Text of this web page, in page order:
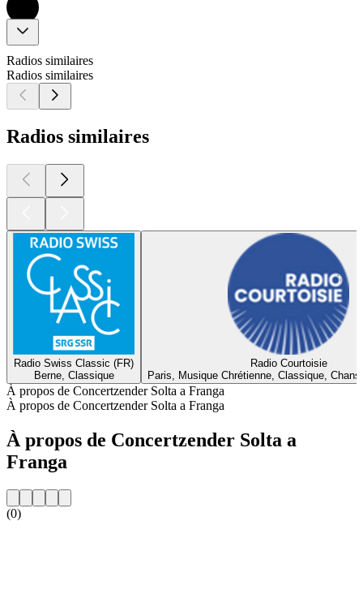
Radios similaires
Radios similaires
Radios similaires
Radio Swiss Classic (FR)
Berne, Classique
Radio Courtoisie
Paris, Musique Chrétienne, Classique,
À propos de Concertzender Solta a Franga
À propos de Concertzender Solta a Franga
À propos de Concertzender Solta a
Franga
(0)